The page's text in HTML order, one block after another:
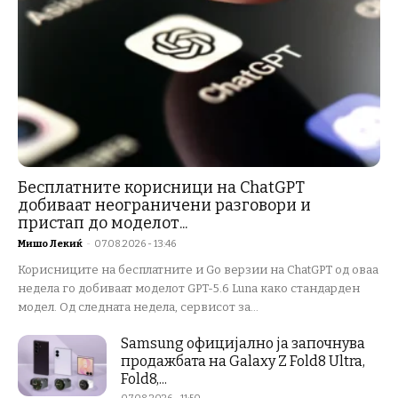
Бесплатните корисници на ChatGPT
добиваат неограничени разговори и
пристап до моделот...
Мишо Лекиќ - 07.08.2026 - 13:46
Корисниците на бесплатните и Go верзии на ChatGPT од оваа
недела го добиваат моделот GPT-5.6 Luna како стандарден
модел. Од следната недела, сервисот за...
Samsung официјално ја започнува
продажбата на Galaxy Z Fold8 Ultra,
Fold8,...